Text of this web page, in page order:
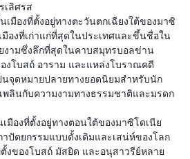
เลิศรส
เมืองที่ตั้งอยู่ทางตะวันตกเฉียงใต้ของมาซิ
มืองที่เก่าแก่ที่สุดในประเทศและขึ้นชื่อใน
งามซึ่งลึกที่สุดในคาบสมุทรบอลข่าน
งโบสถ์ อาราม และแหล่งโบราณคดี
นจุดหมายปลายทางยอดนิยมสำหรับนัก
พลินกับความงามทางธรรมชาติและมรดก
เมืองที่ตั้งอยู่ทางตอนใต้ของมาซิโดเนีย
ปัตยกรรมแบบดั้งเดิมและเสน่ห์ของโลก
ตั้งของโบสถ์ มัสยิด และอนุสาวรีย์หลาย